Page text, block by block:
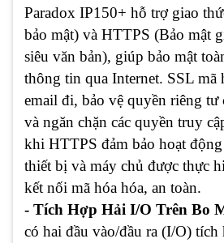
Paradox IP150+ hỗ trợ giao
bảo mật) và HTTPS (Bảo mật
siêu văn bản), giúp bảo mật
thông tin qua Internet. SSL mã
email đi, bảo vệ quyền riêng tư
và ngăn chặn các quyền truy
khi HTTPS đảm bảo hoạt
thiết bị và máy chủ được thực
kết nối mã hóa hóa, an toàn.
- Tích Hợp Hải I/O Trên Bo
có hai đầu vào/đầu ra (I/O) tích